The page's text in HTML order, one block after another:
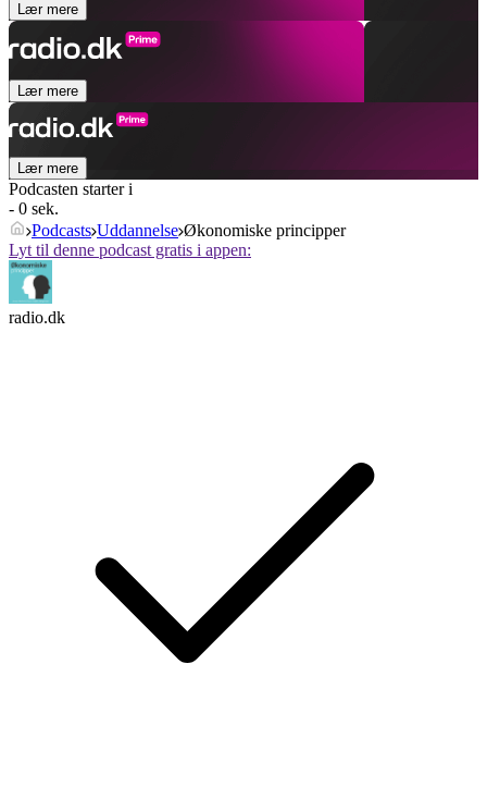
Lær mere
Lær mere
Lær mere
Podcasten starter i
- 0 sek.
Podcasts Uddannelse Økonomiske principper
Lyt til denne podcast gratis i appen:
radio.dk